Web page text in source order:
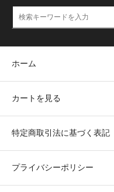
ホーム
カートを見る
特定商取引法に基づく表記
プライバシーポリシー